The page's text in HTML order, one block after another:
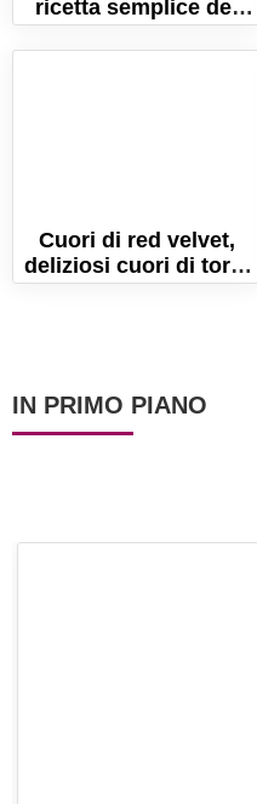
ricetta semplice del
dolce simbolo della
festa della donna
Cuori di red velvet,
deliziosi cuori di torta
con cioccolato bianco!
IN PRIMO PIANO